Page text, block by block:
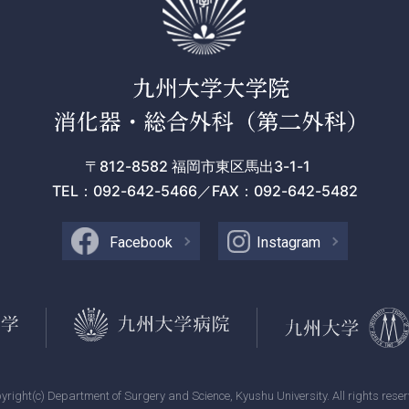
〒812-8582 福岡市東区馬出3-1-1
TEL：092-642-5466／FAX：092-642-5482
Facebook Instagram
Department of Surgery and Science, Kyushu University. All rights